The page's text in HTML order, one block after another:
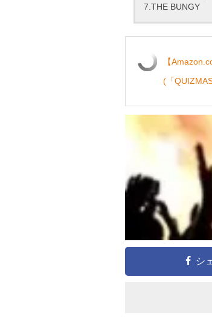
7.THE BUNGY
【
(「
シ